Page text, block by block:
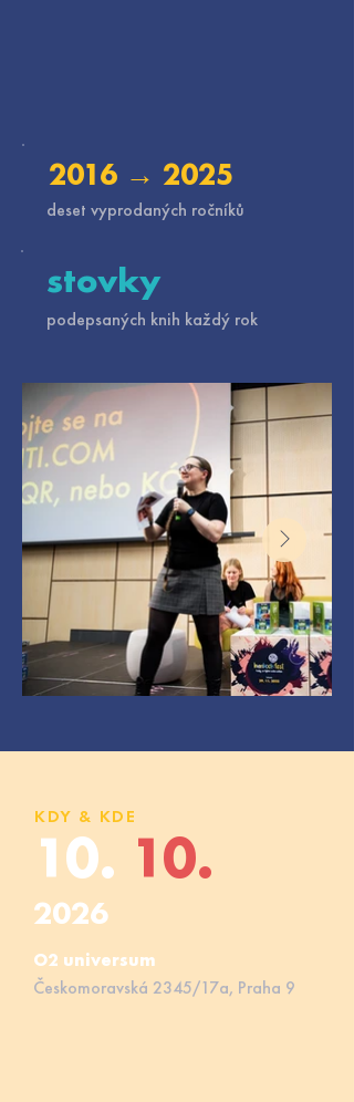
2016 → 2025
deset vyprodaných ročníků
stovky
podepsaných knih každý rok
KDY & KDE
10. 10.
2026
O2 universum
Českomoravská 2345/17a, Praha 9